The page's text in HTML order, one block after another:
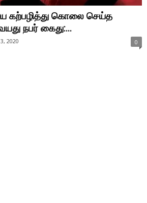
கற்பழித்து கொலை செய்த
நபர் கைது:...
2020 0